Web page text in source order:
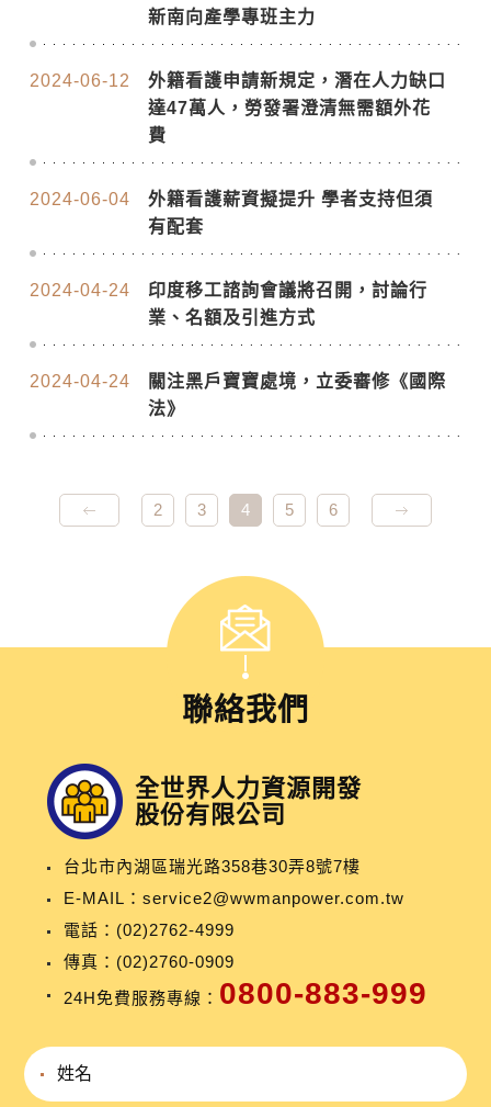
新南向產學專班主力
2024-06-12
外籍看護申請新規定，潛在人力缺口
達47萬人，勞發署澄清無需額外花
費
2024-06-04
外籍看護薪資擬提升 學者支持但須
有配套
2024-04-24
印度移工諮詢會議將召開，討論行
業、名額及引進方式
2024-04-24
關注黑戶寶寶處境，立委審修《國際
法》
2 3 4 5 6
聯絡我們
全世界人力資源開發
股份有限公司
台北市內湖區瑞光路358巷30弄8號7樓
E-MAIL： service2@wwmanpower.com.tw
電話： (02)2762-4999
傳真：(02)2760-0909
24H免費服務專線： 0800-883-999